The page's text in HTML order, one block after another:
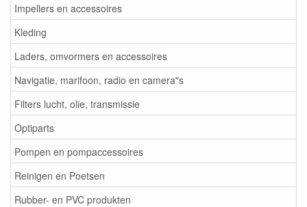
Impellers en accessoires
Kleding
Laders, omvormers en accessoires
Navigatie, marifoon, radio en camera"s
Filters lucht, olie, transmissie
Optiparts
Pompen en pompaccessoires
Reinigen en Poetsen
Rubber- en PVC produkten